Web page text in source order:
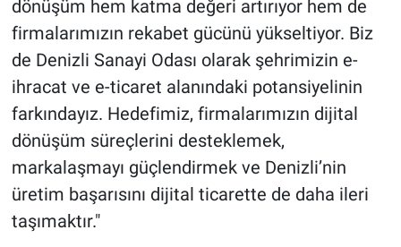
dönüşüm hem katma değeri artırıyor hem de
firmalarımızın rekabet gücünü yükseltiyor. Biz
de Denizli Sanayi Odası olarak şehrimizin e-
ihracat ve e-ticaret alanındaki potansiyelinin
farkındayız. Hedefimiz, firmalarımızın dijital
dönüşüm süreçlerini desteklemek,
markalaşmayı güçlendirmek ve Denizli’nin
üretim başarısını dijital ticarette de daha ileri
taşımaktır."